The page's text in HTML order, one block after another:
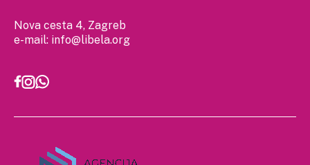
Nova cesta 4, Zagreb
e-mail: info@libela.org